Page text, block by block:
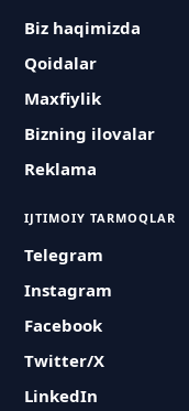
Biz haqimizda
Qoidalar
Maxfiylik
Bizning ilovalar
Reklama
IJTIMOIY TARMOQLAR
Telegram
Instagram
Facebook
Twitter/X
LinkedIn